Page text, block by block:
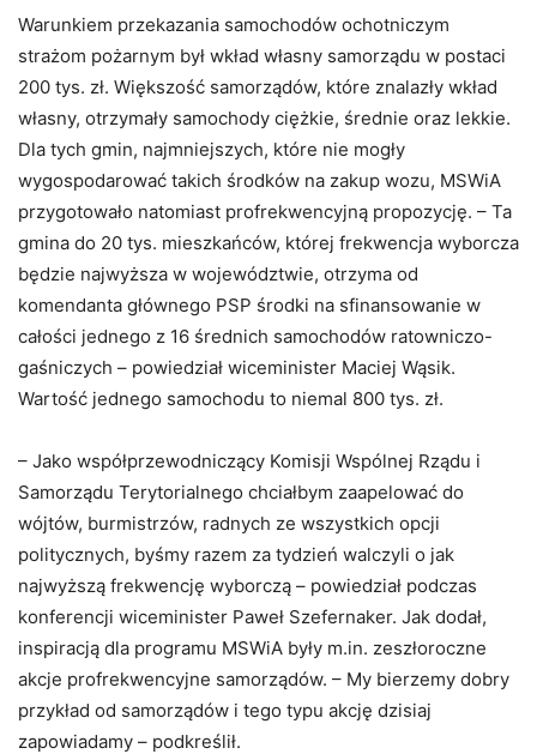
Warunkiem przekazania samochodów ochotniczym
strażom pożarnym był wkład własny samorządu w postaci
200 tys. zł. Większość samorządów, które znalazły wkład
własny, otrzymały samochody ciężkie, średnie oraz lekkie.
Dla tych gmin, najmniejszych, które nie mogły
wygospodarować takich środków na zakup wozu, MSWiA
przygotowało natomiast profrekwencyjną propozycję. – Ta
gmina do 20 tys. mieszkańców, której frekwencja wyborcza
będzie najwyższa w województwie, otrzyma od
komendanta głównego PSP środki na sfinansowanie w
całości jednego z 16 średnich samochodów ratowniczo-
gaśniczych – powiedział wiceminister Maciej Wąsik.
Wartość jednego samochodu to niemal 800 tys. zł.
– Jako współprzewodniczący Komisji Wspólnej Rządu i
Samorządu Terytorialnego chciałbym zaapelować do
wójtów, burmistrzów, radnych ze wszystkich opcji
politycznych, byśmy razem za tydzień walczyli o jak
najwyższą frekwencję wyborczą – powiedział podczas
konferencji wiceminister Paweł Szefernaker. Jak dodał,
inspiracją dla programu MSWiA były m.in. zeszłoroczne
akcje profrekwencyjne samorządów. – My bierzemy dobry
przykład od samorządów i tego typu akcję dzisiaj
zapowiadamy – podkreślił.